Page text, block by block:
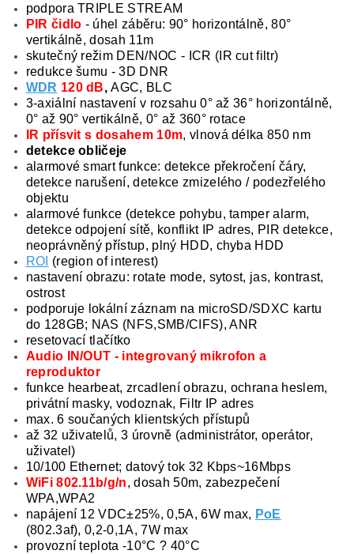
podpora TRIPLE STREAM
PIR čidlo - úhel záběru: 90° horizontálně, 80°
vertikálně, dosah 11m
skutečný režim DEN/NOC - ICR (IR cut filtr)
redukce šumu - 3D DNR
WDR 120 dB,AGC, BLC
3-axiální nastavení v rozsahu 0° až 36° horizontálně,
0° až 90° vertikálně, 0° až 360° rotace
IR přísvit s dosahem 10m, vlnová délka 850 nm
detekce obličeje
alarmové smart funkce: detekce překročení čáry,
detekce narušení, detekce zmizelého / podezřelého
objektu
alarmové funkce (detekce pohybu, tamper alarm,
detekce odpojení sítě, konflikt IP adres, PIR detekce,
neoprávněný přístup, plný HDD, chyba HDD
ROI (region of interest)
nastavení obrazu: rotate mode, sytost, jas, kontrast,
ostrost
podporuje lokální záznam na microSD/SDXC kartu
do 128GB; NAS (NFS,SMB/CIFS), ANR
resetovací tlačítko
Audio IN/OUT - integrovaný mikrofon a
reproduktor
funkce hearbeat, zrcadlení obrazu, ochrana heslem,
privátní masky, vodoznak, Filtr IP adres
max. 6 součaných klientských přístupů
až 32 uživatelů, 3 úrovně (administrátor, operátor,
uživatel)
10/100 Ethernet; datový tok 32 Kbps~16Mbps
WiFi 802.11b/g/n, dosah 50m, zabezpečení
WPA,WPA2
napájení 12 VDC±25%, 0,5A, 6W max, PoE
(802.3af), 0,2-0,1A, 7W max
provozní teplota -10°C ? 40°C